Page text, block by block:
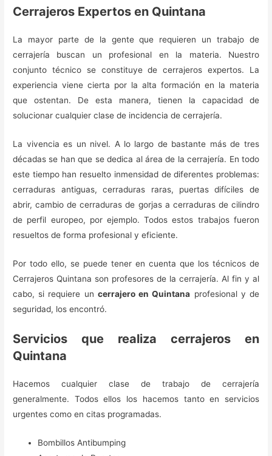
Cerrajeros Expertos en Quintana
La mayor parte de la gente que requieren un trabajo de
cerrajería buscan un profesional en la materia. Nuestro
conjunto técnico se constituye de cerrajeros expertos. La
experiencia viene cierta por la alta formación en la materia
que ostentan. De esta manera, tienen la capacidad de
solucionar cualquier clase de incidencia de cerrajería.
La vivencia es un nivel. A lo largo de bastante más de tres
décadas se han que se dedica al área de la cerrajería. En todo
este tiempo han resuelto inmensidad de diferentes problemas:
cerraduras antiguas, cerraduras raras, puertas difíciles de
abrir, cambio de cerraduras de gorjas a cerraduras de cilindro
de perfil europeo, por ejemplo. Todos estos trabajos fueron
resueltos de forma profesional y eficiente.
Por todo ello, se puede tener en cuenta que los técnicos de
Cerrajeros Quintana son profesores de la cerrajería. Al fin y al
cabo, si requiere un cerrajero en Quintana profesional y de
seguridad, los encontró.
Servicios que realiza cerrajeros en
Quintana
Hacemos cualquier clase de trabajo de cerrajería
generalmente. Todos ellos los hacemos tanto en servicios
urgentes como en citas programadas.
Bombillos Antibumping